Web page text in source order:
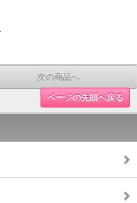
次の商品へ
ページの先頭へ戻る